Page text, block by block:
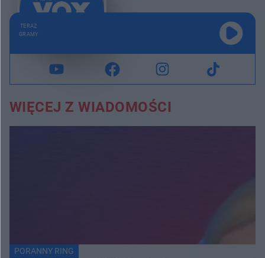
TERAZ
GRAMY
WIĘCEJ Z WIADOMOŚCI
PORANNY RING